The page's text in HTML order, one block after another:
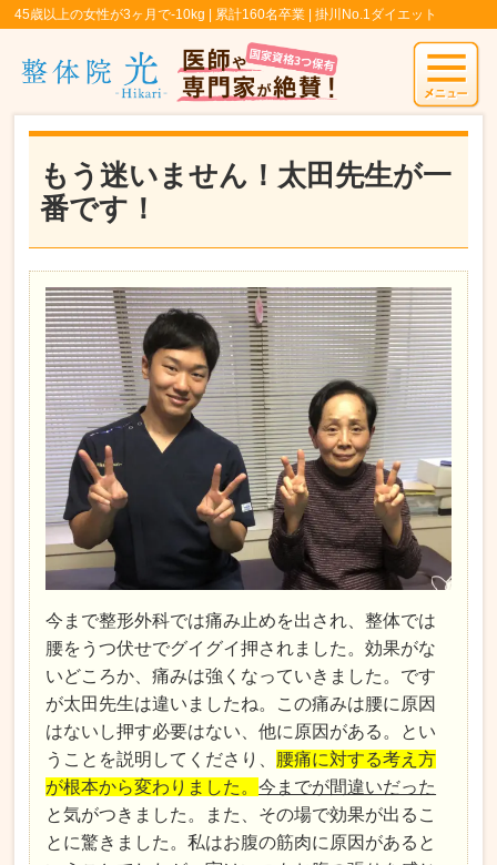
45歳以上の女性が3ヶ月で-10kg | 累計160名卒業 | 掛川No.1ダイエット
もう迷いません！太田先生が一
番です！
今まで整形外科では痛み止めを出され、整体では
腰をうつ伏せでグイグイ押されました。効果がな
いどころか、痛みは強くなっていきました。です
が太田先生は違いましたね。この痛みは腰に原因
はないし押す必要はない、他に原因がある。とい
うことを説明してくださり、 腰痛に対する考え方
が根本から変わりました。今までが間違いだった
と気がつきました。また、その場で効果が出るこ
とに驚きました。私はお腹の筋肉に原因があると